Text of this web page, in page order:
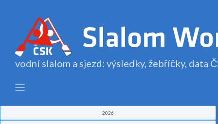
vodní slalom a sjezd: výsledky, žebříčky, data
2026